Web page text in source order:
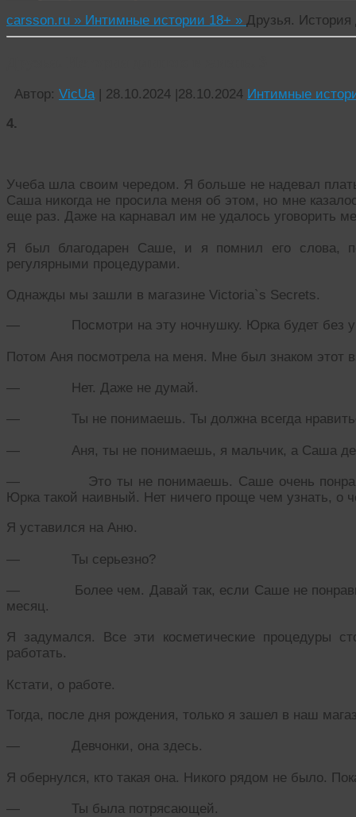
carsson.ru » Интимные истории 18+ » Друзья.
Автор: VicUa | 28.10.2024 |28.10.2024 Интимные
4.
Учеба шла своим чередом. Я больше не надевал
Саша никогда не просила меня об этом, но мне
еще раз. Даже на карнавал им не удалось уговорить
Я был благодарен Саше, и я помнил его слова,
регулярными процедурами.
Однажды мы зашли в магазине Victoria`s Secrets.
— Посмотри на эту ночнушку. Юрка будет без
Потом Аня посмотрела на меня. Мне был знаком этот
— Нет. Даже не думай.
— Ты не понимаешь. Ты должна всегда
— Аня, ты не понимаешь, я мальчик, а Саша
— Это ты не понимаешь. Саше очень
Юрка такой наивный. Нет ничего проще чем узнать, о
Я уставился на Аню.
— Ты серьезно?
— Более чем. Давай так, если Саше не
месяц.
Я задумался. Все эти косметические процедуры
работать.
Кстати, о работе.
Тогда, после дня рождения, только я зашел в наш
— Девчонки, она здесь.
Я обернулся, кто такая она. Никого рядом не было.
— Ты была потрясающей.